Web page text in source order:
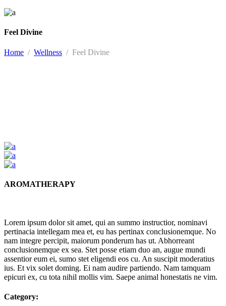
Feel Divine
Home / Wellness / Feel Divine
AROMATHERAPY
Lorem ipsum dolor sit amet, qui an summo instructior, nominavi
pertinacia intellegam mea et, eu has pertinax conclusionemque. No
nam integre percipit, maiorum ponderum has ut. Abhorreant
conclusionemque ex sea. Stet posse etiam duo an, augue mundi
assentior eum ei, sumo stet eligendi eos cu. An suscipit moderatius
ius. Et vix solet doming. Ei nam audire partiendo. Nam tamquam
epicuri ex, cu tota nihil mollis vim. Saepe animal honestatis ne vim.
Category: